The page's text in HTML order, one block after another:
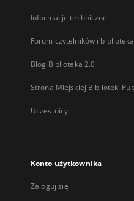
Informacje techniczne
Forum czytelników i
Blog Biblioteka 2.0
Strona Miejskiej Biblioteki
Uczestnicy
Konto użytkownika
Zaloguj się